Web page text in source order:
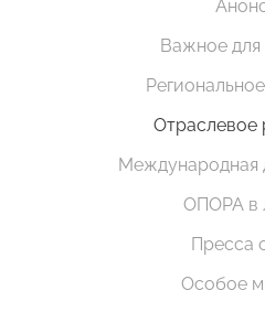
Важное для
Отраслевое
Международная
ОПОРА в
Пресса
Особое